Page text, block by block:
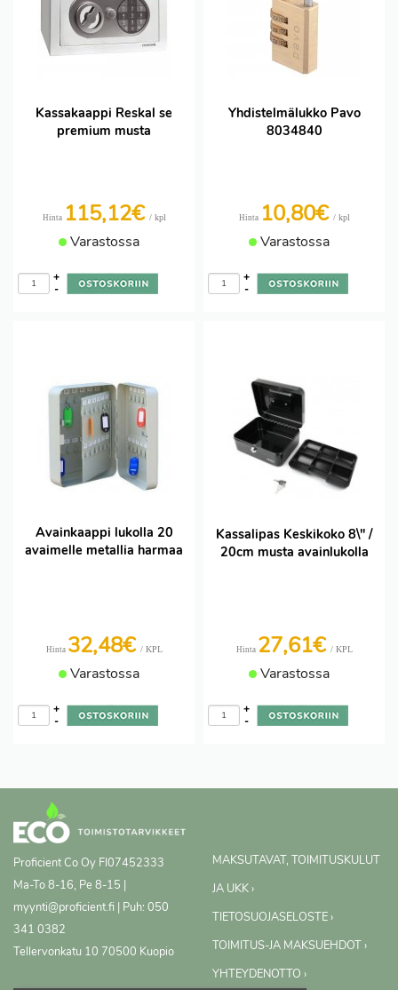
Kassakaappi Reskal se
premium musta
Hinta 115,12€ / kpl
Varastossa
-
+
Yhdistelmälukko Pavo
8034840
Hinta 10,80€ / kpl
Varastossa
-
+
Avainkaappi lukolla 20
avaimelle metallia harmaa
Hinta 32,48€ / KPL
Varastossa
-
+
Kassalipas Keskikoko 8\" /
20cm musta avainlukolla
Hinta 27,61€ / KPL
Varastossa
-
+
Proficient Co Oy FI07452333
Ma-To 8-16, Pe 8-15 |
myynti@proficient.fi | Puh: 050
341 0382
Tellervonkatu 10 70500 Kuopio
MAKSUTAVAT, TOIMITUSKULUT
JA UKK ›
TIETOSUOJASELOSTE ›
TOIMITUS-JA MAKSUEHDOT ›
YHTEYDENOTTO ›